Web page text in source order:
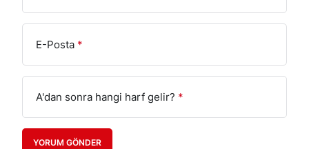
E-Posta *
A'dan sonra hangi harf gelir? *
YORUM GÖNDER